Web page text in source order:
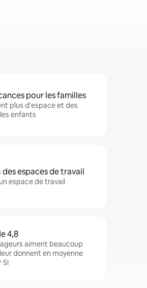
pour les familles
plus d'espace et des
enfants
espaces de travail
espace de travail
4,8
aiment beaucoup
donnent en moyenne
5!